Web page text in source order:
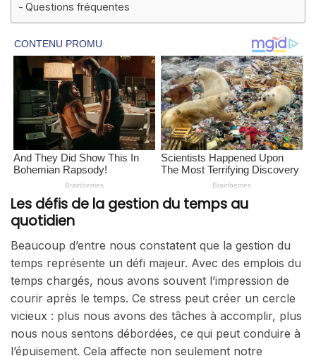
Questions fréquentes
Les défis de la gestion du temps au
quotidien
Beaucoup d’entre nous constatent que la gestion du
temps représente un défi majeur. Avec des emplois du
temps chargés, nous avons souvent l’impression de
courir après le temps. Ce stress peut créer un cercle
vicieux : plus nous avons des tâches à accomplir, plus
nous nous sentons débordées, ce qui peut conduire à
l’épuisement. Cela affecte non seulement notre